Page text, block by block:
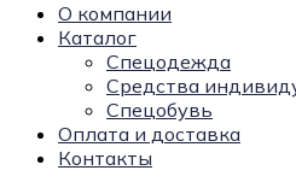
О компании
Каталог
Спецодежда
Средства
Спецобувь
Оплата и доставка
Контакты